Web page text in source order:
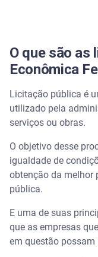
O que são as
Econômica
Licitação pública é
utilizado pela
serviços ou obras.
O objetivo desse
igualdade de
obtenção da melhor
pública.
E uma de suas
que as empresas
em questão possam